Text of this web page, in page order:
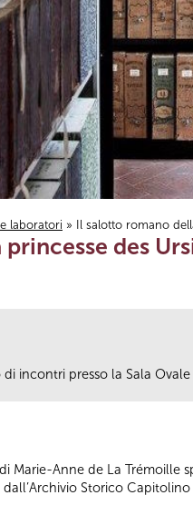
laboratori » Il salotto romano
des
incontri presso la Sala
Marie-Anne de La Trémoille
Storico Capitolino